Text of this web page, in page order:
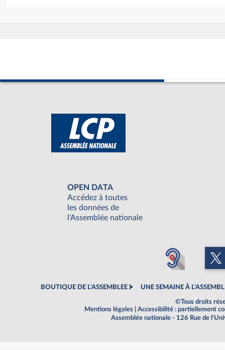
OPEN DATA
Accédez à toutes
les données de
l'Assemblée nationale
BOUTIQUE DE L'ASSEMBLEE UNE SEMAINE À
©Tous droits
Mentions légales
Accessibilité : partiellement
Assemblée nationale - 126 Rue de